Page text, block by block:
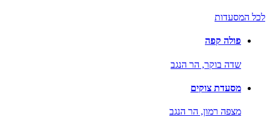
לכל המסעדות
פולה קפה
שדה בוקר, הר הנגב
מסעדת צוקים
מצפה רמון, הר הנגב